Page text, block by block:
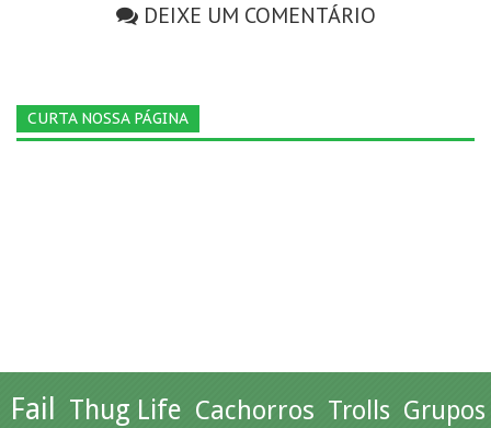
DEIXE UM COMENTÁRIO
CURTA NOSSA PÁGINA
Fail Thug Life Cachorros Trolls Grupos